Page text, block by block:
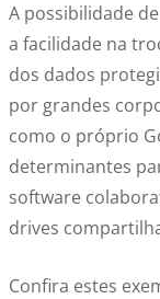
A possibilidade
a facilidade na
dos dados
por grandes
como o próprio
determinantes
software
drives
Confira estes